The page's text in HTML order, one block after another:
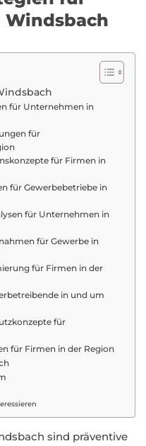
für Unternehmen in
für
für Firmen in
für Gewerbebetriebe in
für Unternehmen in
für Gewerbe in
für Firmen in der
in und um
für
für Firmen in der Region
sind präventive